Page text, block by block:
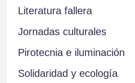
Literatura fallera
Jornadas culturales
Pirotecnia e iluminación
Solidaridad y ecología